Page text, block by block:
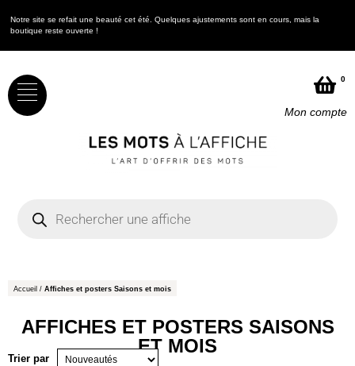
Notre site se refait une beauté cet été. Quelques ajustements sont en cours, mais la
boutique reste ouverte !
0
Mon compte
Accueil / Affiches et posters Saisons et mois
AFFICHES ET POSTERS SAISONS
ET MOIS
Trier par